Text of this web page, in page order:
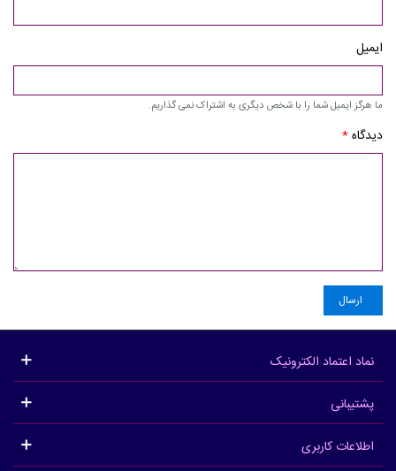
ایمیل
ما هرگز ایمیل شما را با شخص دیگری به اشتراک نمی گذاریم.
دیدگاه*
ارسال
نماد اعتماد الکترونیک
پشتیبانی
اطلاعات کاربری